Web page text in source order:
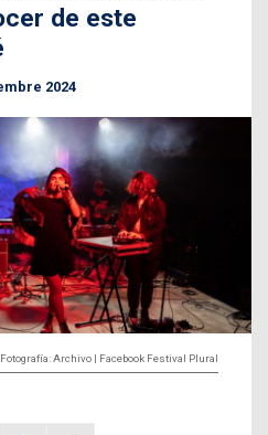
de este
2024
Fotografía: Archivo | Facebook Festival Plural